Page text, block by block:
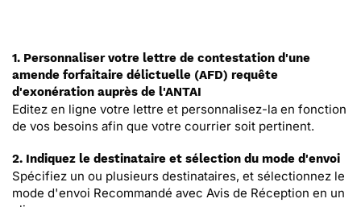
1. Personnaliser votre lettre de contestation d'une
amende forfaitaire délictuelle (AFD) requête
d'exonération auprès de l'ANTAI
Editez en ligne votre lettre et personnalisez-la en fonction
de vos besoins afin que votre courrier soit pertinent.
2. Indiquez le destinataire et sélection du mode d'envoi
Spécifiez un ou plusieurs destinataires, et sélectionnez le
mode d'envoi Recommandé avec Avis de Réception en un